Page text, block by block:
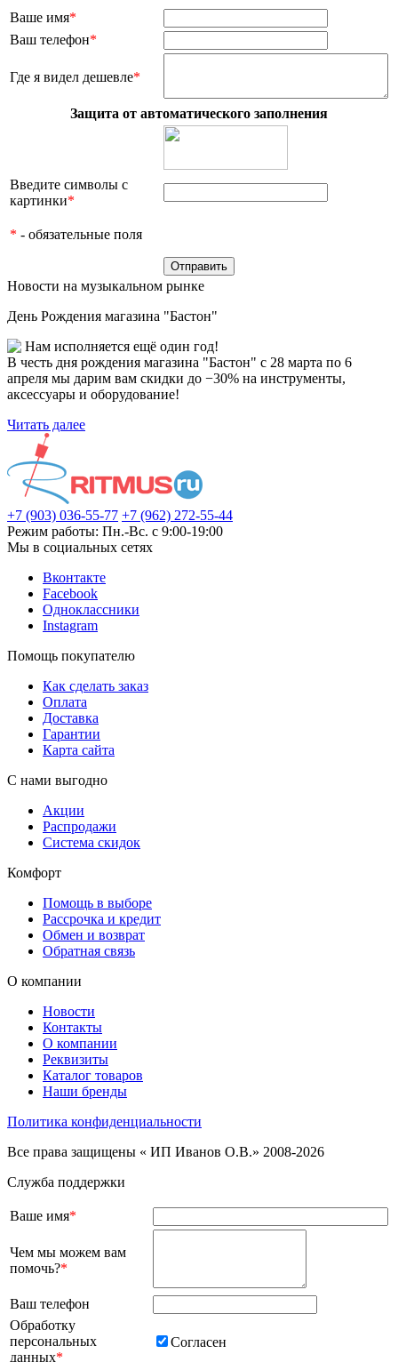
Ваше имя*
Ваш телефон*
Где я видел дешевле*
Защита от автоматического заполнения
Введите символы с
картинки*
* - обязательные поля
Новости на музыкальном рынке
День Рождения магазина "Бастон"
Нам исполняется ещё один год!
В честь дня рождения магазина "Бастон" с 28 марта по 6
апреля мы дарим вам скидки до −30% на инструменты,
аксессуары и оборудование!
Читать далее
+7 (903) 036-55-77 +7 (962) 272-55-44
Режим работы: Пн.-Вс. с 9:00-19:00
Мы в социальных сетях
Вконтакте
Facebook
Одноклассники
Instagram
Помощь покупателю
Как сделать заказ
Оплата
Доставка
Гарантии
Карта сайта
С нами выгодно
Акции
Распродажи
Система скидок
Комфорт
Помощь в выборе
Рассрочка и кредит
Обмен и возврат
Обратная связь
О компании
Новости
Контакты
О компании
Реквизиты
Каталог товаров
Наши бренды
Политика конфиденциальности
Все права защищены « ИП Иванов О.В.» 2008-2026
Служба поддержки
Ваше имя*
Чем мы можем вам
помочь?*
Ваш телефон
Обработку
персональных
данных*
Согласен